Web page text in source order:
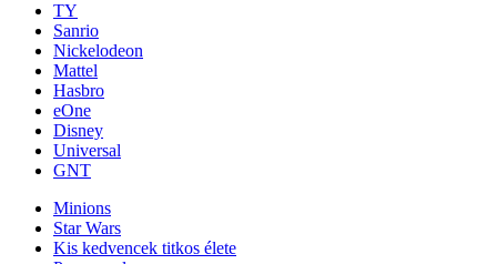
TY
Sanrio
Nickelodeon
Mattel
Hasbro
eOne
Disney
Universal
GNT
Minions
Star Wars
Kis kedvencek titkos élete